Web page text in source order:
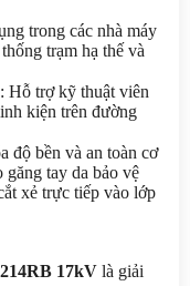
trong các nhà máy
trạm hạ thế và
: Hỗ trợ kỹ thuật viên
kiện trên đường
độ bền và an toàn cơ
tay da bảo vệ
xẻ trực tiếp vào lớp
17kV là giải